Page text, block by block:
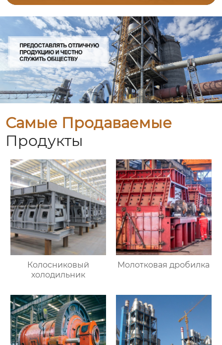
Самые Продаваемые
Продукты
Колосниковый
холодильник
Молотковая дробилка